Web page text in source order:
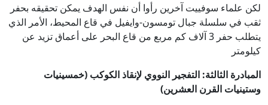
لكن علماء سوفييت آخرين رأوا أن نفس الهدف يمكن تحقيقه بحفر
ثقب في سلسلة جبال تومسون-وايفيل في قاع المحيط، الأمر الذي
يتطلب حفر 3 آلاف كم مربع من قاع البحر على أعماق تزيد عن
كيلومتر
المبادرة الثالثة: التفجير النووي لإنقاذ الكوكب (خمسينيات
وستينيات القرن العشرين)